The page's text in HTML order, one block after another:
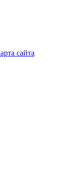
сайта